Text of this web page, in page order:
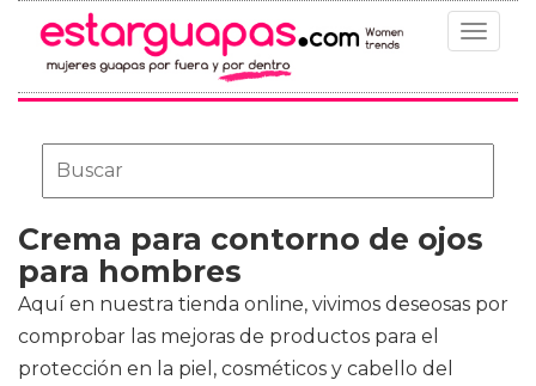
Toggle
Crema para contorno de ojos
para hombres
Aquí en nuestra tienda online, vivimos deseosas por
comprobar las mejoras de productos para el
protección en la piel, cosméticos y cabello del